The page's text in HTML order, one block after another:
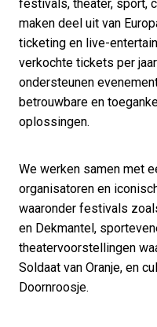
festivals, theater, sport,
maken deel uit van
ticketing en live-
verkochte tickets per
ondersteunen
betrouwbare en
oplossingen.
We werken samen met
organisatoren en
waaronder festivals
en Dekmantel,
theatervoorstellingen
Soldaat van Oranje, en
Doornroosje.